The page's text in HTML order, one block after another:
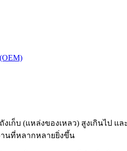
ก็บ (แหล่งของเหลว) สูงเกินไป
นที่หลากหลายยิ่งขึ้น